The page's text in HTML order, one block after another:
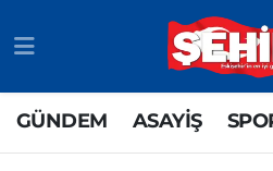
GÜNDEM ASAYİŞ
Odunpazarı Nöbetçi
Odunpazarı Hava